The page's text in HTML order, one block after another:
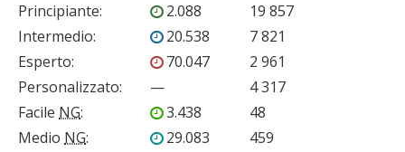
Principiante: 2.088
19 857
Intermedio: 20.538
7 821
Esperto: 70.047
2 961
Personalizzato: —
4 317
Facile NG: 3.438
48
Medio NG: 29.083
459